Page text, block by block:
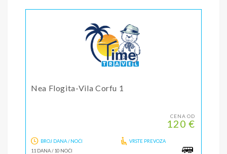
Nea Flogita-Vila Corfu 1
CENA OD
120 €
BROJ DANA / NOĆI
11 DANA/10 NOĆI
VRSTE PREVOZA